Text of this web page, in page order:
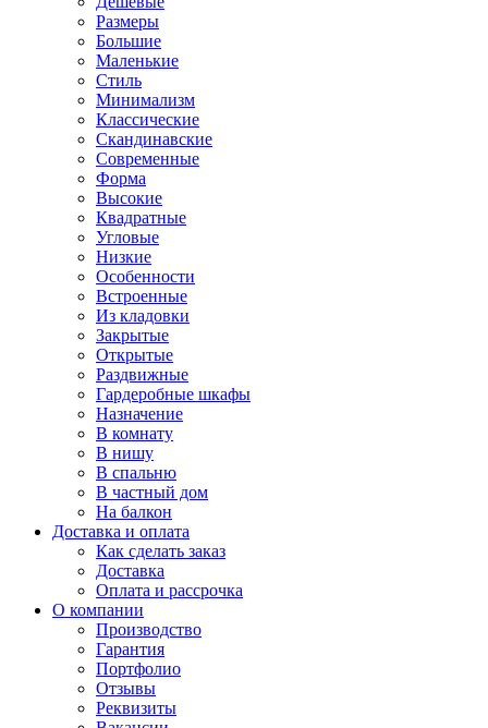
Размеры
Большие
Маленькие
Стиль
Минимализм
Классические
Скандинавские
Современные
Форма
Высокие
Квадратные
Угловые
Низкие
Особенности
Встроенные
Из кладовки
Закрытые
Открытые
Раздвижные
Гардеробные шкафы
Назначение
В комнату
В нишу
В спальню
В частный дом
На балкон
Доставка и оплата
Как сделать заказ
Доставка
Оплата и рассрочка
О компании
Производство
Гарантия
Портфолио
Отзывы
Реквизиты